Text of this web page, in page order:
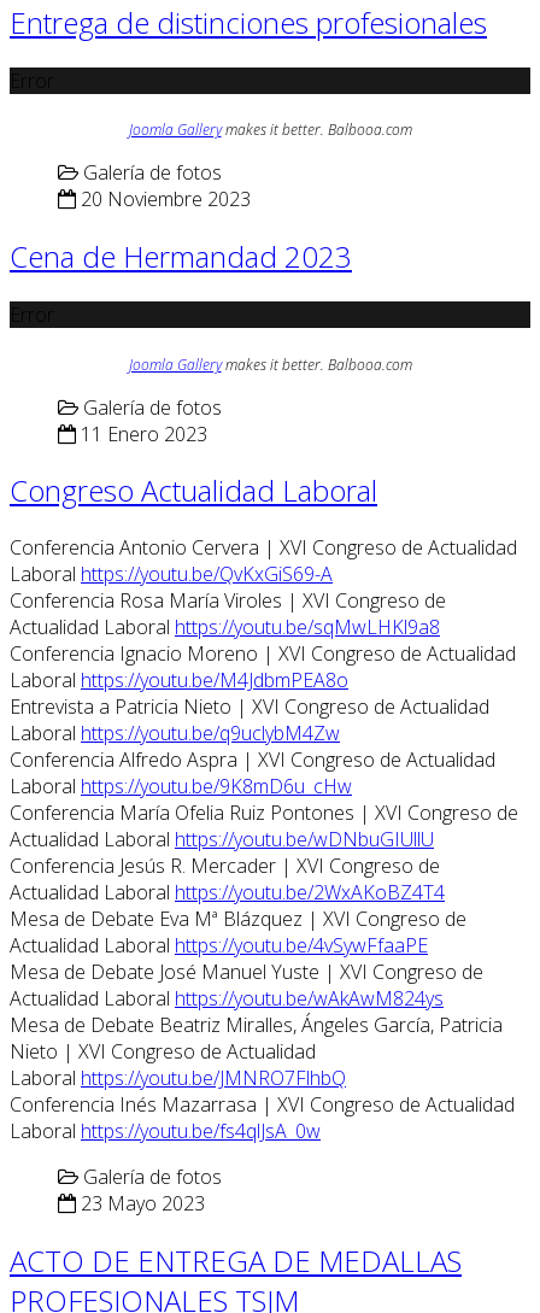
Entrega de distinciones profesionales
Joomla Gallerymakes it better. Balbooa.com
Galería de fotos
20 Noviembre 2023
Cena de Hermandad 2023
Joomla Gallerymakes it better. Balbooa.com
Galería de fotos
11 Enero 2023
Congreso Actualidad Laboral
Conferencia Antonio Cervera | XVI Congreso de Actualidad
Laboral https://youtu.be/QvKxGiS69-A
Conferencia Rosa María Viroles | XVI Congreso de
Actualidad Laboral https://youtu.be/sqMwLHKl9a8
Conferencia Ignacio Moreno | XVI Congreso de Actualidad
Laboral https://youtu.be/M4JdbmPEA8o
Entrevista a Patricia Nieto | XVI Congreso de Actualidad
Laboral https://youtu.be/q9uclybM4Zw
Conferencia Alfredo Aspra | XVI Congreso de Actualidad
Laboral https://youtu.be/9K8mD6u_cHw
Conferencia María Ofelia Ruiz Pontones | XVI Congreso de
Actualidad Laboral https://youtu.be/wDNbuGIUllU
Conferencia Jesús R. Mercader | XVI Congreso de
Actualidad Laboral https://youtu.be/2WxAKoBZ4T4
Mesa de Debate Eva Mª Blázquez | XVI Congreso de
Actualidad Laboral https://youtu.be/4vSywFfaaPE
Mesa de Debate José Manuel Yuste | XVI Congreso de
Actualidad Laboral https://youtu.be/wAkAwM824ys
Mesa de Debate Beatriz Miralles, Ángeles García, Patricia
Nieto | XVI Congreso de Actualidad
Laboral https://youtu.be/JMNRO7FlhbQ
Conferencia Inés Mazarrasa | XVI Congreso de Actualidad
Laboral https://youtu.be/fs4qlJsA_0w
Galería de fotos
23 Mayo 2023
ACTO DE ENTREGA DE MEDALLAS
PROFESIONALES TSJM